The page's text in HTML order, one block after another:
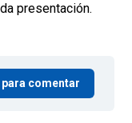
presentación.
para comentar